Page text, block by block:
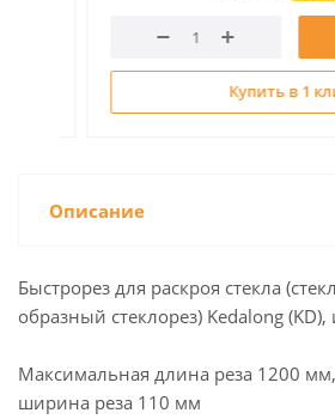
Купить в 1 клик
Описание
Быстрорез для раскроя стекла
образный стеклорез) Kedalong
Максимальная длина реза 1200
ширина реза 110 мм